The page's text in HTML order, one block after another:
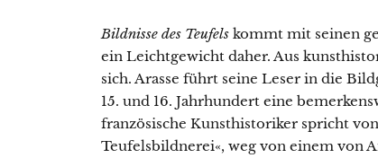
Bildnisse des Teufels kommt mit seinen
ein Leichtgewicht daher. Aus
sich. Arasse führt seine Leser in die
15. und 16. Jahrhundert eine
französische Kunsthistoriker spricht
Teufelsbildnerei«, weg von einem von